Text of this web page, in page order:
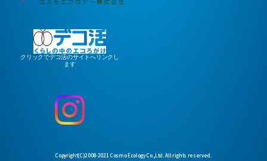
クリックでデコ活のサイトへリンクし
ます
Copyright(C)2008-2021 Cosmo Ecology Co.,Ltd. All rights reserved.